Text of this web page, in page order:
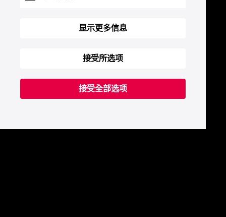
显示更多信息
接受所选项
接受全部选项